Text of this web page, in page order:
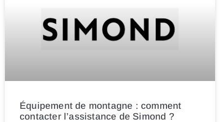
Équipement de montagne : comment
contacter l’assistance de Simond ?